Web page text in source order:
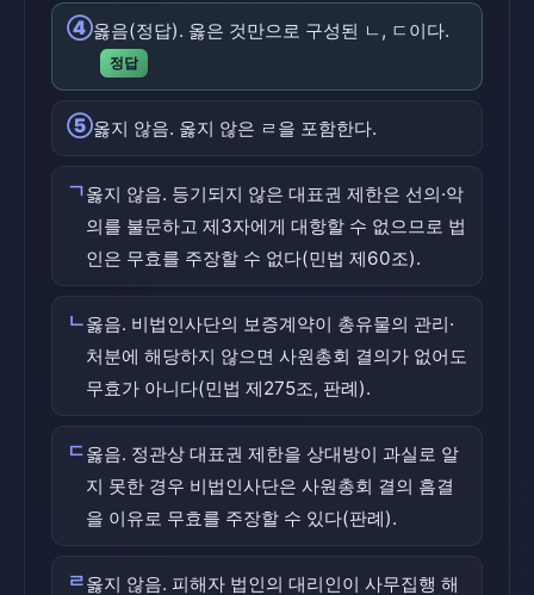
④옳음(정답). 옳은 것만으로 구성된 ㄴ, ㄷ이다.
정답
⑤옳지 않음. 옳지 않은 ㄹ을 포함한다.
ㄱ옳지 않음. 등기되지 않은 대표권 제한은 선의·악
의를 불문하고 제3자에게 대항할 수 없으므로 법
인은 무효를 주장할 수 없다(민법 제60조).
ㄴ옳음. 비법인사단의 보증계약이 총유물의 관리·
처분에 해당하지 않으면 사원총회 결의가 없어도
무효가 아니다(민법 제275조, 판례).
ㄷ옳음. 정관상 대표권 제한을 상대방이 과실로 알
지 못한 경우 비법인사단은 사원총회 결의 흠결
을 이유로 무효를 주장할 수 있다(판례).
ㄹ옳지 않음. 피해자 법인의 대리인이 사무집행 해